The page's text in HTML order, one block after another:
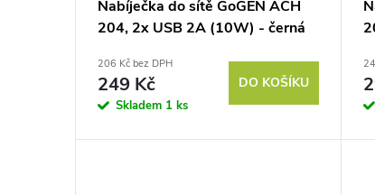
Nabíječka do sítě GoGEN ACH
204, 2x USB 2A (10W) - černá
206 Kč bez DPH
249 Kč
Skladem 1 ks
DO KOŠÍKU